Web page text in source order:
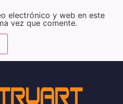
electrónico y web en este
vez que comente.